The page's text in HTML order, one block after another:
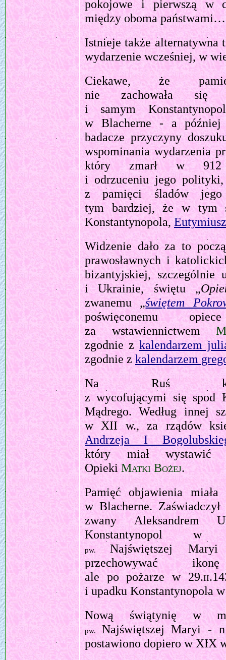
pokojowe i pierwszą w
między oboma państwami…
Istnieje także alternatywna
wydarzenie wcześniej, w
Ciekawe, że
nie zachowała się
i samym
w Blacherne - a później
badacze przyczyny
wspominania wydarzenia
który zmarł w
i odrzuceniu jego
z pamięci śladów jego
tym bardziej, że w tym
Konstantynopola,
Widzenie dało za to
prawosławnych i
bizantyjskiej, szczególnie
i Ukrainie, świętu „
zwanemu „świętem
poświęconemu
za wstawiennictwem
zgodnie z kalendarzem
zgodnie zkalendarzem
Na Ruś
z wycofującymi się spod
Mądrego. Według innej
w XII w., za rządów
Andrzeja I
który miał wystawić
Opieki Matki Bożej.
Pamięć objawienia
w Blacherne.
zwany Aleksandrem
Konstantynopol
pw. Najświętszej
przechowywać
ale po pożarze w
i upadku Konstantynopola
Nową świątynię w
pw.Najświętszej Maryi -
postawiono dopiero w XIX